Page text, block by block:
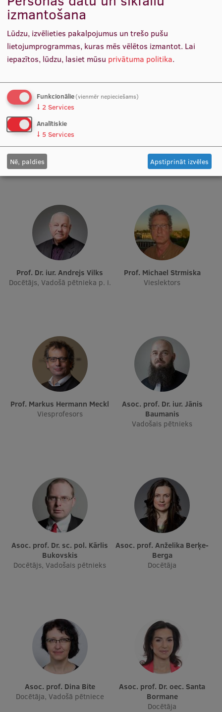
Pētniecības datu pārvaldība
Zinātnes ietekme
Pētniecības platformas
Doktorantūras skola
Pētniecības pakalpojumi
Pētniecības projekti
Zinātnieku brokastis
Vertikāli integrētie projekti
Zinātniskās konferences
Starptautiskā sadarbība
Mobilitātes programmas
EURAXESS RSU kontaktpunkts
EATRIS koordinators Latvijā
Docētājs
Prof. Dr. sc. inf. Sergejs Kruks
Prof. Dr. iur. Andrejs Vilks
Docētājs, Vadošā pētnieka p. i.
Prof. Michael Strmiska
Vieslektors
Prof. Markus Hermann Meckl
Viesprofesors
Asoc. prof. Dr. iur. Jānis
Baumanis
Vadošais pētnieks
Asoc. prof. Dr. sc. pol. Kārlis
Bukovskis
Docētājs, Vadošais pētnieks
Asoc. prof. Anželika Berķe-
Berga
Docētāja
Asoc. prof. Dina Bite
Docētāja, Vadošā pētniece
Asoc. prof. Dr. oec. Santa
Bormane
Docētāja
izmantošana
Lūdzu, izvēlieties pakalpojumus un trešo pušu
lietojumprogrammas, kuras mēs vēlētos izmantot. Lai
iepazītos, lūdzu, lasiet mūsu privātuma politika.
Funkcionālie(vienmēr nepieciešams)
↓ 2 Services
Analītiskie
↓ 5 Services
Nē, paldies Apstiprināt izvēles